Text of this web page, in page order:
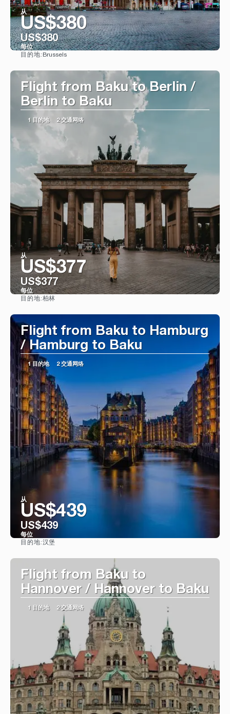
从
US$380
US$380
每位
目的地: Brussels
Flight from Baku to Berlin /
Berlin to Baku
1 目的地 2 交通网络
从
US$377
US$377
每位
目的地:柏林
Flight from Baku to Hamburg
/ Hamburg to Baku
1 目的地 2 交通网络
从
US$439
US$439
每位
目的地:汉堡
Flight from Baku to
Hannover / Hannover to Baku
1 目的地 2 交通网络